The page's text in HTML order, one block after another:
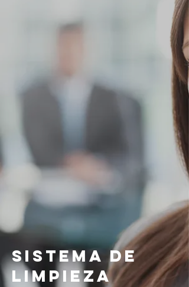
Sistema de
Limpieza